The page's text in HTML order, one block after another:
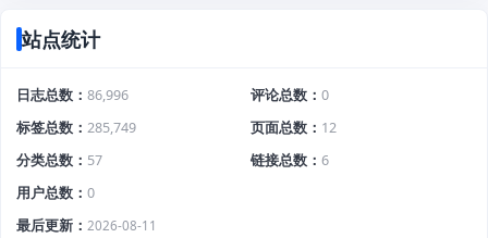
站点统计
日志总数 86,996 评论总数
0
标签总数
285,749 页面总数
12
分类总数
57 链接总数
6
用户总数
0
最后更新
2026-08-11